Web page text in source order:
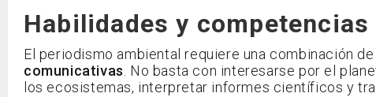
Habilidades y
El periodismo ambiental requiere una combinación de
comunicativas. No basta con interesarse por el
los ecosistemas, interpretar informes científicos y